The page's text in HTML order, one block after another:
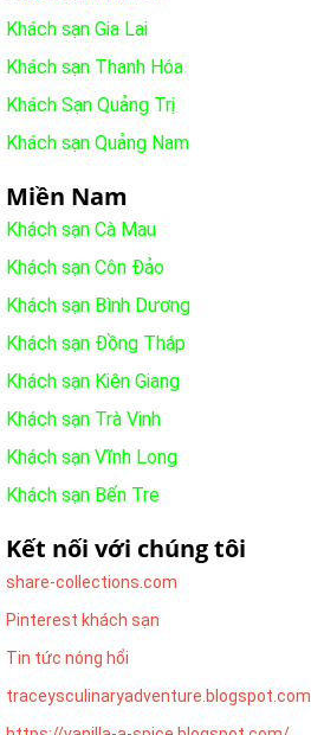
Khách sạn Gia Lai
Khách sạn Thanh Hóa
Khách Sạn Quảng Trị
Khách sạn Quảng Nam
Miền Nam
Khách sạn Cà Mau
Khách sạn Côn Đảo
Khách sạn Bình Dương
Khách sạn Đồng Tháp
Khách sạn Kiên Giang
Khách sạn Trà Vinh
Khách sạn Vĩnh Long
Khách sạn Bến Tre
Kết nối với chúng tôi
share-collections.com
Pinterest khách sạn
Tin tức nóng hổi
traceysculinaryadventure.blogspot.com